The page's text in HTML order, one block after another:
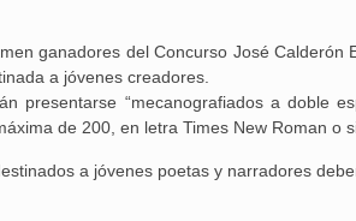
ganadores del Concurso José Calderón
a jóvenes creadores.
presentarse “mecanografiados a doble
de 200, en letra Times New Roman o
a jóvenes poetas y narradores